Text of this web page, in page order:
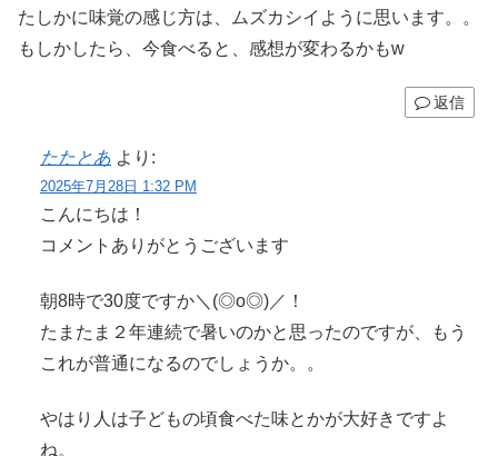
たしかに味覚の感じ方は、ムズカシイように思います。。
もしかしたら、今食べると、感想が変わるかもw
返信
たたとあ より:
2025年7月28日 1:32 PM
こんにちは！
コメントありがとうございます
朝8時で30度ですか＼(◎o◎)／！
たまたま２年連続で暑いのかと思ったのですが、もう
これが普通になるのでしょうか。。
やはり人は子どもの頃食べた味とかが大好きですよ
ね。